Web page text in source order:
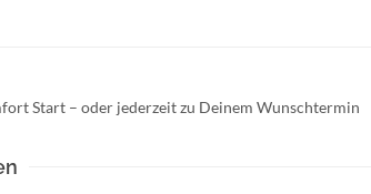
Start – oder jederzeit zu Deinem Wunschtermin